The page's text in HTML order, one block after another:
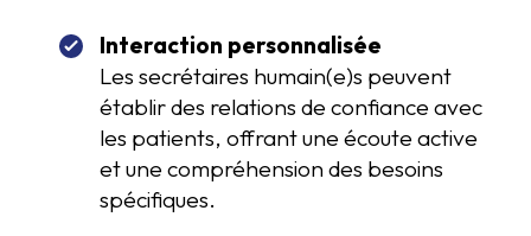
Interaction personnalisée
Les secrétaires humain(e)s peuvent
établir des relations de confiance avec
les patients, offrant une écoute active
et une compréhension des besoins
spécifiques.